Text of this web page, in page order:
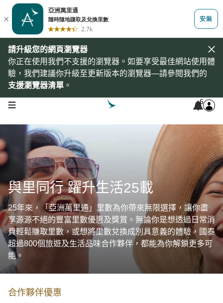
請升級您的網頁瀏覽器
你正在使用我們不支援的瀏覽器。如要享受最佳網站使用體
驗，我們建議你升級至更新版本的瀏覽器—請參閱我們的
支援瀏覽器清單 。
open navigation menu 6
與里同行 躍升生活25載
25年來，「亞洲萬里通」里數為你帶來無限選擇，讓你盡
享源源不絕的豐富里數優惠及獎賞。無論你是想透過日常消
費輕鬆賺取里數，或想將里數兌換成別具意義的體驗，國泰
超過800個旅遊及生活品味合作夥伴，都能為你解鎖更多可
能。
合作夥伴優惠